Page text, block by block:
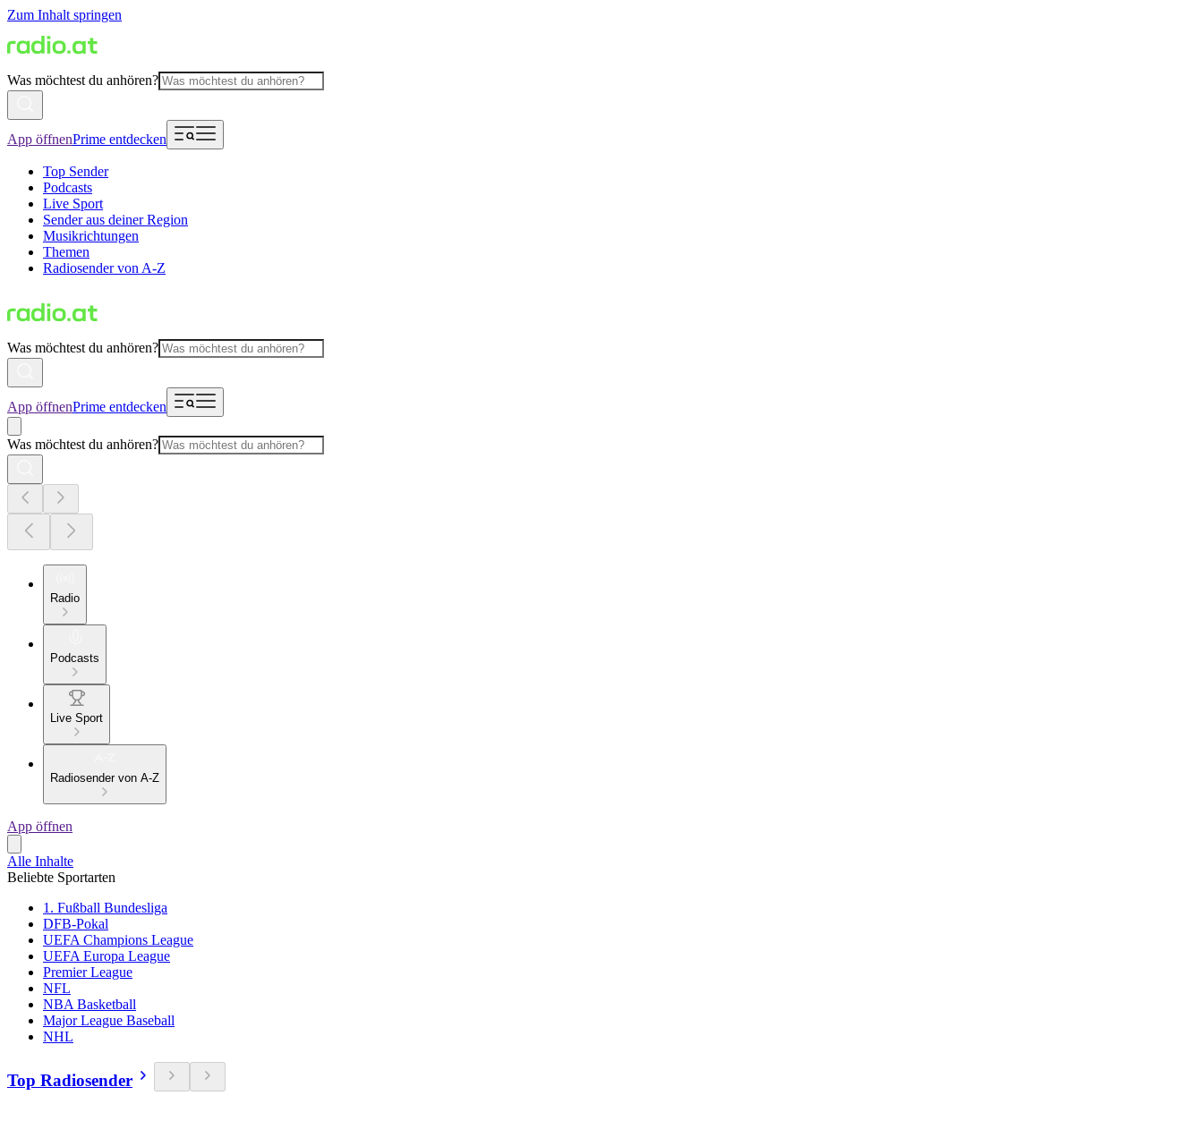
Zum Inhalt springen
Was möchtest du anhören?
App öffnenPrime entdecken
Top Sender
Podcasts
Live Sport
Sender aus deiner Region
Musikrichtungen
Themen
Radiosender von A-Z
Was möchtest du anhören?
App öffnenPrime entdecken
Was möchtest du anhören?
Radio
Podcasts
Live Sport
Radiosender von A-Z
App öffnen
Alle Inhalte
Beliebte Sportarten
1. Fußball Bundesliga
DFB-Pokal
UEFA Champions League
UEFA Europa League
Premier League
NFL
NBA Basketball
Major League Baseball
NHL
Top Radiosender